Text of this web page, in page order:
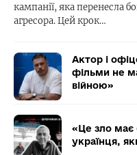
кампанії, яка перенесла
агресора. Цей крок…
Актор і
фільми не
війною»
«Це зло має
українця,